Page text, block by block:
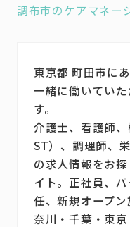
調布市のケアマネー
東京都 町田市に
一緒に働いてい
す。
介護士、看護師
ST）、調理師、
の求人情報をお
イト。正社員、
任、新規オープ
奈川・千葉・東